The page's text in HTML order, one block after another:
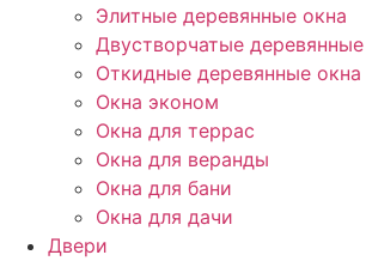
Элитные деревянные окна
Двустворчатые
Откидные деревянные окна
Окна эконом
Окна для террас
Окна для веранды
Окна для бани
Окна для дачи
Двери